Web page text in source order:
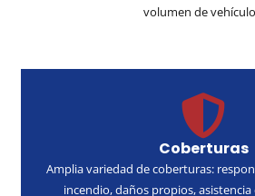
volumen de
Coberturas
Amplia variedad de coberturas:
incendio, daños propios, asistencia